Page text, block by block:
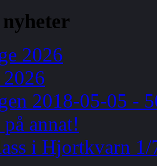
nyheter
2026
2018-05-05 -
annat!
i Hjortkvarn 1/